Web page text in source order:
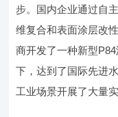
步。国内企业通过自
维复合和表面涂层改
商开发了一种新型
下，达到了国际先进
工业场景开展了大量